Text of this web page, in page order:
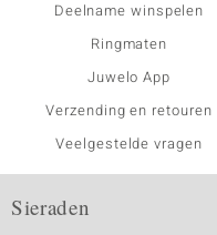
Deelname winspelen
Ringmaten
Juwelo App
Verzending en retouren
Veelgestelde vragen
Sieraden